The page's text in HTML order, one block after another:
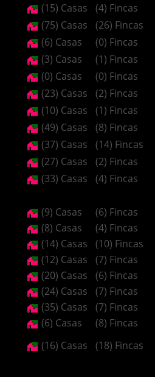
(15) Casas (4) Fincas
(75) Casas (26) Fincas
(6) Casas (0) Fincas
(3) Casas (1) Fincas
(0) Casas (0) Fincas
(23) Casas (2) Fincas
(10) Casas (1) Fincas
(49) Casas (8) Fincas
(37) Casas (14) Fincas
(27) Casas (2) Fincas
(33) Casas (4) Fincas
(9) Casas
(6) Fincas
(8) Casas
(4) Fincas
(14) Casas
(10) Fincas
(12) Casas
(7) Fincas
(20) Casas
(6) Fincas
(24) Casas
(7) Fincas
(35) Casas
(7) Fincas
(6) Casas
(8) Fincas
(16) Casas (18) Fincas